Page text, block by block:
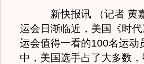
新快报讯 （记者 黄嘉
运会日渐临近，美国《时
运会值得一看的100名运动
中，美国选手占了大多数